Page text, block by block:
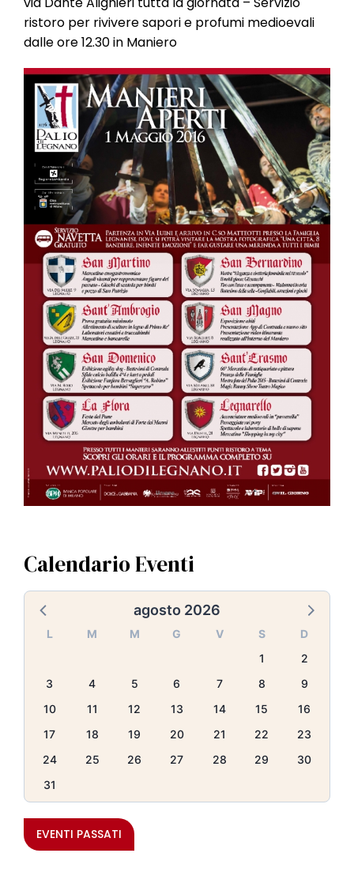
ristoro per rivivere sapori e profumi medioevali
dalle ore 12.30 in Maniero
Calendario Eventi
agosto 2026
L M M G V S
D
1
2
3
4 5 6 7 8
9
10
11 12 13 14 15
16
17
18 19 20 21 22
23
24
25 26 27 28 29
30
31
EVENTI PASSATI